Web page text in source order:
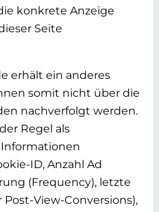
konkrete Anzeige
Seite
erhält ein anderes
somit nicht über die
nachverfolgt werden.
Regel als
ID, Anzahl Ad
(Frequency), letzte
View-Conversions),